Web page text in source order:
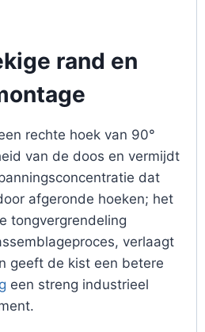
rand en
rechte hoek van 90°
van de doos en vermijdt
dat
afgeronde hoeken; het
tongvergrendeling
verlaagt
geeft de kist een betere
een streng industrieel